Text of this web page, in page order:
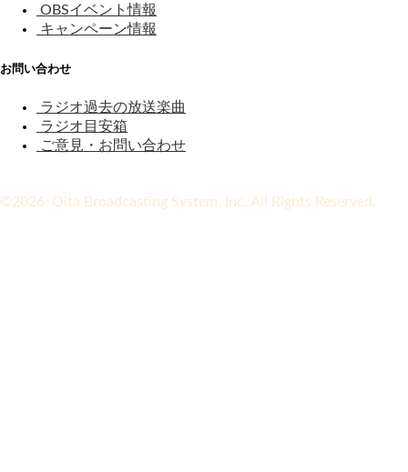
OBSイベント情報
キャンペーン情報
お問い合わせ
ラジオ過去の放送楽曲
ラジオ目安箱
ご意見・お問い合わせ
©2026 Oita Broadcasting System, Inc. All Rights Reserved.